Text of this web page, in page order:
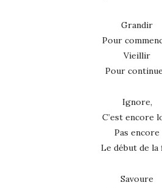
Grandir
Pour
Vieillir
Pour
Ignore,
C’est encore
Pas encore
Le début de la
Savoure